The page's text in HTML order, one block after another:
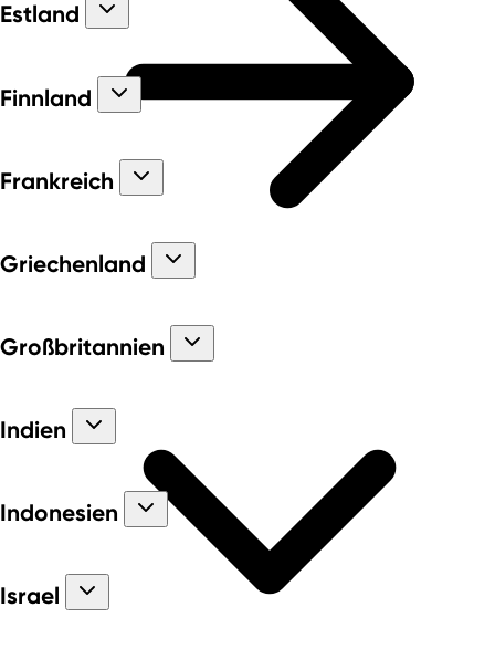
Estland
Finnland
Frankreich
Griechenland
Großbritannien
Indien
Indonesien
Israel